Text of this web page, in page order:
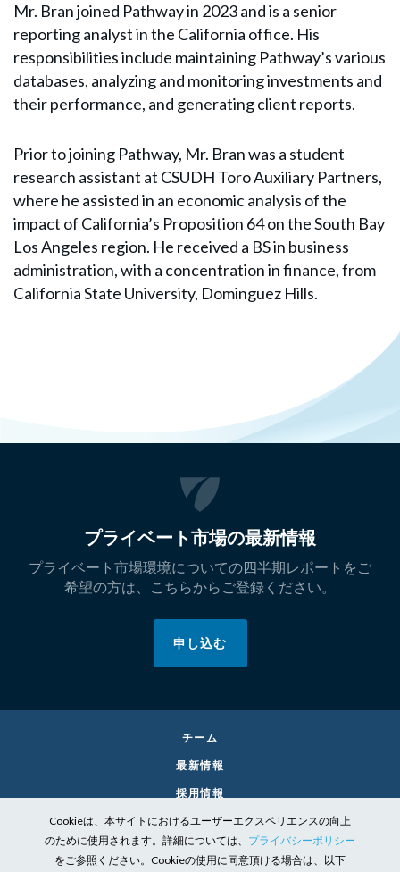
Mr. Bran joined Pathway in 2023 and is a senior
reporting analyst in the California office. His
responsibilities include maintaining Pathway’s various
databases, analyzing and monitoring investments and
their performance, and generating client reports.
Prior to joining Pathway, Mr. Bran was a student
research assistant at CSUDH Toro Auxiliary Partners,
where he assisted in an economic analysis of the
impact of California’s Proposition 64 on the South Bay
Los Angeles region. He received a BS in business
administration, with a concentration in finance, from
California State University, Dominguez Hills.
プライベート市場の最新情報
プライベート市場環境についての四半期レポートをご
希望の方は、こちらからご登録ください。
申し込む
チーム
最新情報
採用情報
お問い合わせ
リーガル
Cookieは、本サイトにおけるユーザーエクスペリエンスの向上
のために使用されます。詳細については、 プライバシーポリシー
をご参照ください。Cookieの使用に同意頂ける場合は、以下